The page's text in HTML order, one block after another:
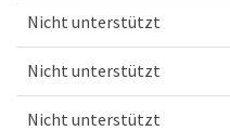
Nicht unterstützt
Nicht unterstützt
Nicht unterstützt